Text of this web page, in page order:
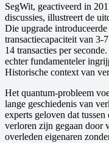
SegWit, geactiveerd in
discussies, illustreert de
Die upgrade
transactiecapaciteit van 3-
14 transacties per
echter fundamenteler
Historische context van
Het quantum-probleem
lange geschiedenis van
experts geloven dat
verloren zijn gegaan door
overleden eigenaren